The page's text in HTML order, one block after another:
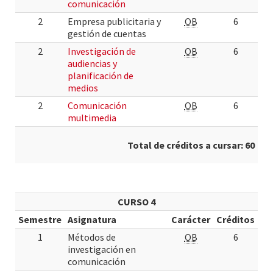
comunicación
2
Empresa publicitaria y
gestión de cuentas
OB 6
2
Investigación de
audiencias y
planificación de
medios
OB 6
2
Comunicación
multimedia
OB 6
Total de créditos a cursar: 60
CURSO 4
Semestre Asignatura Carácter Créditos
1
Métodos de
investigación en
comunicación
OB 6